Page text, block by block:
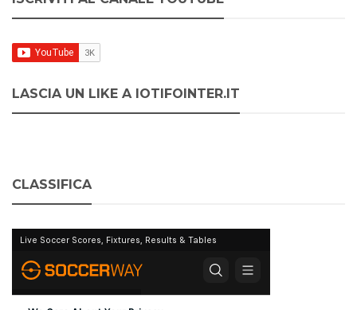
LASCIA UN LIKE A IOTIFOINTER.IT
CLASSIFICA